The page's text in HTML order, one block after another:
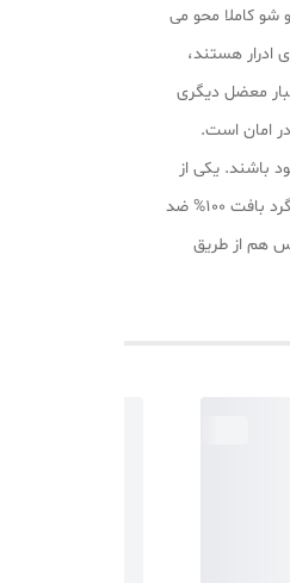
کاملا محو می
ادرار هستند،
معضل دیگری
امان است.
باشند. یکی از
راه‌ های پیشگیری از ورود این حشرات ریز به تخت خواب استفاده از پوشش محافظ تشک ضد ساس است. خرید محافظ تشک پدکس محافظ تشک پدکس جنسی از پارچه پنبه گرد بافت 100% ضد
هم از طریق